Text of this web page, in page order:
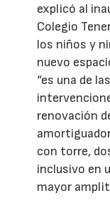
explicó al
Colegio
los niños y
nuevo
“es una de
renovación
con torre,
inclusivo en
mayor